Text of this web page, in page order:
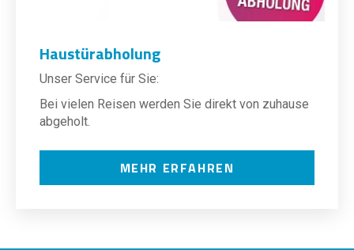
Haustürabholung
Unser Service für Sie:
Bei vielen Reisen werden Sie direkt von zuhause
abgeholt.
MEHR ERFAHREN